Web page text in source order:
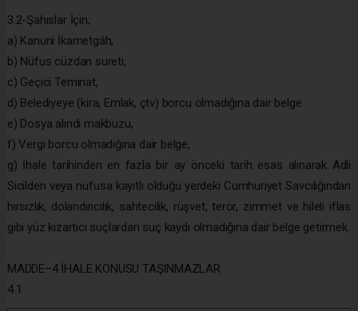
3.2-Şahıslar İçin;
a) Kanuni İkametgâh,
b) Nüfus cüzdan sureti,
c) Geçici Teminat,
d) Belediyeye (kira, Emlak, çtv) borcu olmadığına dair belge
e) Dosya alındı makbuzu,
f) Vergi borcu olmadığına dair belge,
g) İhale tarihinden en fazla bir ay önceki tarih esas alınarak Adli
Sicilden veya nüfusa kayıtlı olduğu yerdeki Cumhuriyet Savcılığından
hırsızlık, dolandırıcılık, sahtecilik, rüşvet, terör, zimmet ve hileli iflas
gibi yüz kızartıcı suçlardan suç kaydı olmadığına dair belge getirmek.
MADDE–4 İHALE KONUSU TAŞINMAZLAR
4.1